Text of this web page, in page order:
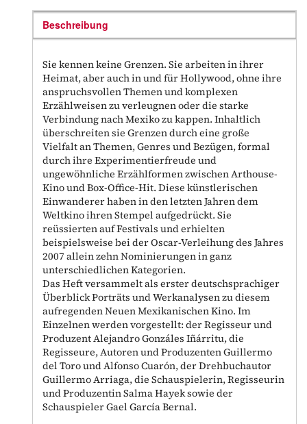
Beschreibung
Sie kennen keine Grenzen. Sie arbeiten in ihrer
Heimat, aber auch in und für Hollywood, ohne ihre
anspruchsvollen Themen und komplexen
Erzählweisen zu verleugnen oder die starke
Verbindung nach Mexiko zu kappen. Inhaltlich
überschreiten sie Grenzen durch eine große
Vielfalt an Themen, Genres und Bezügen, formal
durch ihre Experimentierfreude und
ungewöhnliche Erzählformen zwischen Arthouse-
Kino und Box-Office-Hit. Diese künstlerischen
Einwanderer haben in den letzten Jahren dem
Weltkino ihren Stempel aufgedrückt. Sie
reüssierten auf Festivals und erhielten
beispielsweise bei der Oscar-Verleihung des Jahres
2007 allein zehn Nominierungen in ganz
unterschiedlichen Kategorien.
Das Heft versammelt als erster deutschsprachiger
Überblick Porträts und Werkanalysen zu diesem
aufregenden Neuen Mexikanischen Kino. Im
Einzelnen werden vorgestellt: der Regisseur und
Produzent Alejandro Gonzáles Iñárritu, die
Regisseure, Autoren und Produzenten Guillermo
del Toro und Alfonso Cuarón, der Drehbuchautor
Guillermo Arriaga, die Schauspielerin, Regisseurin
und Produzentin Salma Hayek sowie der
Schauspieler Gael García Bernal.